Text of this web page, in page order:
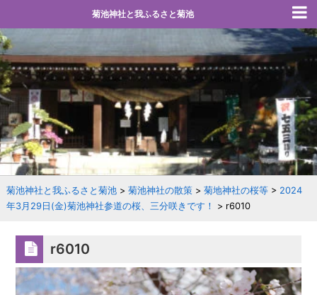
菊池神社と我ふるさと菊池
菊池神社と我ふるさと菊池> 菊池神社の散策> 菊地神社の桜等> 2024
年3月29日(金)菊池神社参道の桜、三分咲きです！
> r6010
r6010